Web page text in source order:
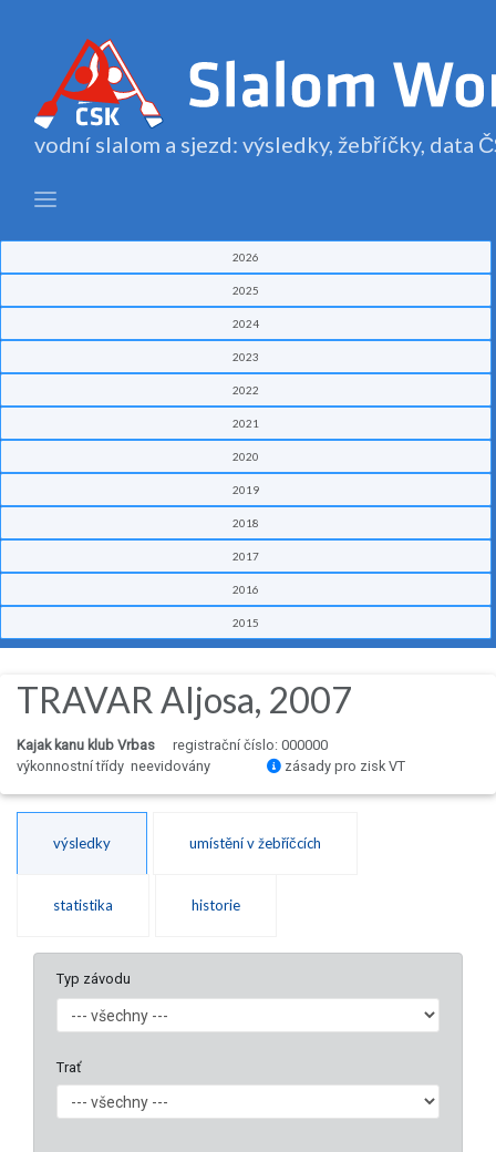
vodní slalom a sjezd: výsledky, žebříčky, data
2026
2025
2024
2023
2022
2021
2020
2019
2018
2017
2016
2015
TRAVAR Aljosa, 2007
Kajak kanu klub Vrbas
registrační číslo: 000000
výkonnostní třídy neevidovány
zásady pro zisk VT
výsledky umístění v žebříčcích
statistika historie
Typ závodu
Trať